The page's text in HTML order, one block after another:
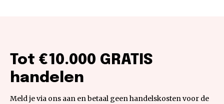
Tot €10.000 GRATIS
handelen
Meld je via ons aan en betaal geen handelskosten voor de